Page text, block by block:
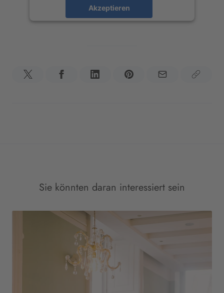
Akzeptieren
Sie könnten daran interessiert sein